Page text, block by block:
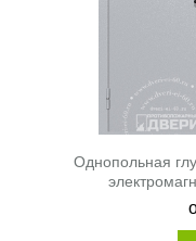
Однопольная